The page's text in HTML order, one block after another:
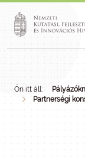
Ön itt áll:
Partnerségi